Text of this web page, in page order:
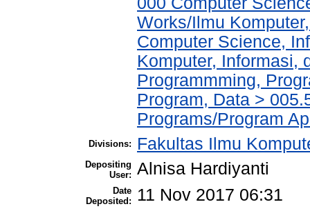
Works/Ilmu
Computer Science,
Komputer, Informasi,
Programmming,
Program, Data >
Programs/Program
Divisions: Fakultas Ilmu
Depositing
User: Alnisa Hardiyanti
Date
Deposited:
11 Nov 2017 06:31